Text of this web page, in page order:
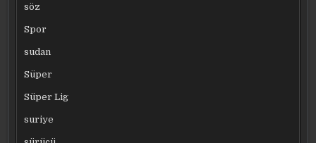
söz
Spor
sudan
Süper
Süper Lig
suriye